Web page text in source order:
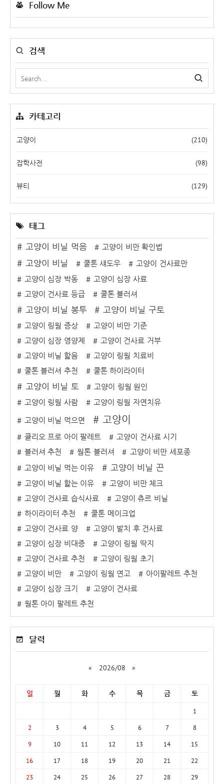
Follow Me
검색
카테고리
고양이 (210)
잡학사전 (98)
뷰티 (129)
태그
고양이 비닐 먹음 고양이 비만 확인법
고양이 비닐 쿨톤 섀도우
고양이 건사료만
고양이 심장 박동
고양이 심장 사료
고양이 건사료 등급
쿨톤 블러셔
고양이 비닐 봉투 고양이 비닐 구토
고양이 링웜 증상
고양이 비만 기준
고양이 심장 영양제
고양이 건사료 거부
고양이 비닐 핥음
고양이 링웜 치료비
쿨톤 블러셔 추천
쿨톤 하이라이터
고양이 비닐 토
고양이 링웜 원인
고양이 링웜 사람
고양이 링웜 자연치유
고양이 비닐 먹으면
고양이
클리오 프로 아이 팔레트
고양이 건사료 시기
블러셔 추천
웜톤 블러셔
고양이 비만 세포종
고양이 비닐 먹는 이유
고양이 비닐 끈
고양이 비닐 핥는 이유
고양이 비만 체크
고양이 건사료 습식사료
고양이 츄르 비닐
하이라이터 추천
쿨톤 메이크업
고양이 건사료 양
고양이 발치 후 건사료
고양이 심장 비대증
고양이 링웜 딱지
고양이 건사료 추천
고양이 링웜 초기
고양이 비만
고양이 링웜 연고
아이팔레트 추천
고양이 심장 크기
고양이 건사료
웜톤 아이 팔레트 추천
달력
« 2026/08 »
일 월 화 수 목 금 토
1
2 3 4 5 6 7 8
9 10 11 12 13 14 15
16 17 18 19 20 21 22
23 24 25 26 27 28 29